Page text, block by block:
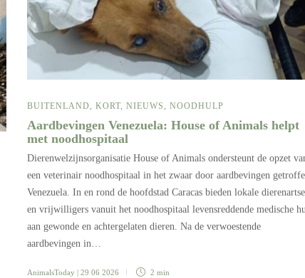
BUITENLAND KORT NIEUWS NOODHULP
Aardbevingen Venezuela: House of Animals helpt
met noodhospitaal
Dierenwelzijnsorganisatie House of Animals ondersteunt de opzet
een veterinair noodhospitaal in het zwaar door aardbevingen
Venezuela. In en rond de hoofdstad Caracas bieden lokale
en vrijwilligers vanuit het noodhospitaal levensreddende medische
aan gewonde en achtergelaten dieren. Na de verwoestende
aardbevingen in…
AnimalsToday | 29 06 2026 2 min